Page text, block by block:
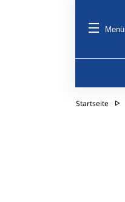
Menü
Startseite